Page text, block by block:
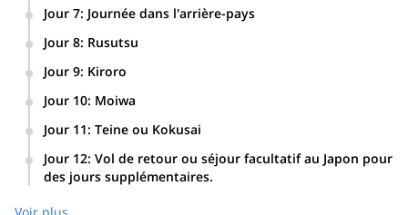
Jour 7: Journée dans l'arrière-pays
Jour 8: Rusutsu
Jour 9: Kiroro
vidéo.
Jour 10: Moiwa
Jour 11: Teine ou Kokusai
Jour 12: Vol de retour ou séjour facultatif au Japon pour
des jours supplémentaires.